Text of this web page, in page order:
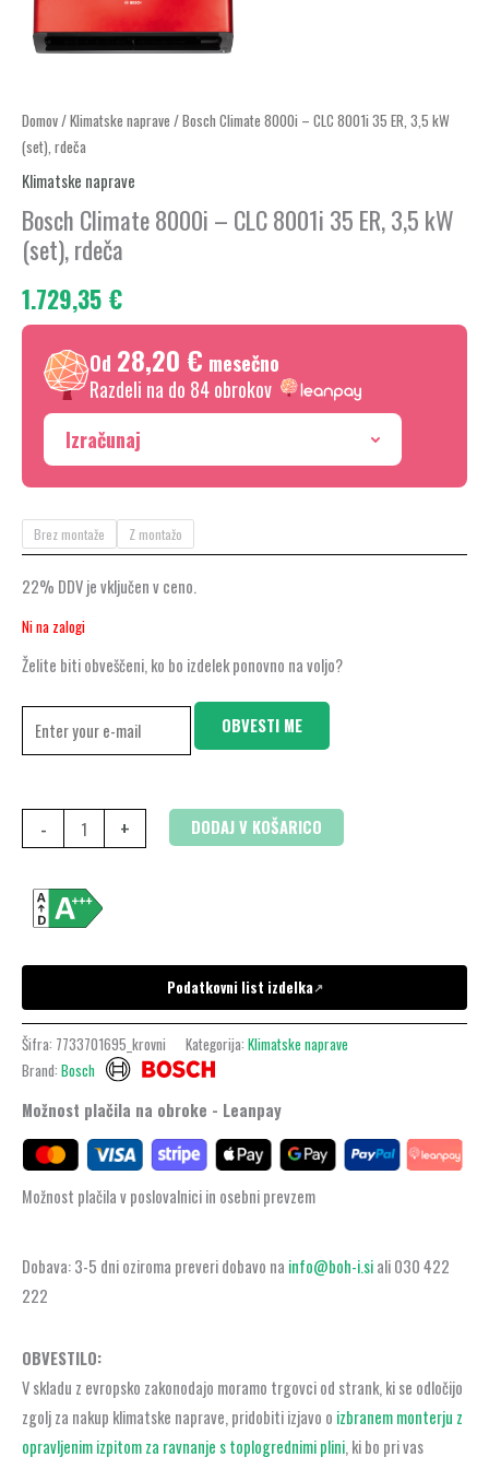
Domov/Klimatske naprave / Bosch Climate 8000i – CLC 8001i 35 ER, 3,5 kW
(set), rdeča
Klimatske naprave
Bosch Climate 8000i – CLC 8001i 35 ER, 3,5 kW
(set), rdeča
1.729,35 €
Od 28,20 € mesečno
Razdeli na do 84 obrokov
Izračunaj
Brez montaže Z montažo
22% DDV je vključen v ceno.
Ni na zalogi
Želite biti obveščeni, ko bo izdelek ponovno na voljo?
OBVESTI ME
-
Bosch
Climate
8000i
-
CLC
8001i
35
ER,
(set),
količina
+ DODAJ V KOŠARICO
Podatkovni list izdelka↗
Šifra: 7733701695_krovni Kategorija: Klimatske naprave
Brand: Bosch
Možnost plačila na obroke - Leanpay
Možnost plačila v poslovalnici in osebni prevzem
Dobava: 3-5 dni oziroma preveri dobavo na info@boh-i.siali 030 422
222
OBVESTILO:
V skladu z evropsko zakonodajo moramo trgovci od strank, ki se odločijo
zgolj za nakup klimatske naprave, pridobiti izjavo o izbranem monterju z
opravljenim izpitom za ravnanje s toplogrednimi plini, ki bo pri vas